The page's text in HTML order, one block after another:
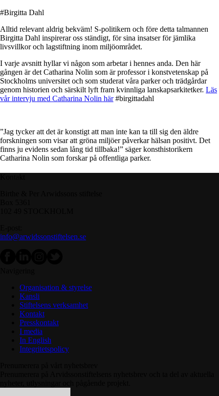
#Birgitta Dahl
Alltid relevant aldrig bekväm! S-politikern och före detta talmannen
Birgitta Dahl inspirerar oss ständigt, för sina insatser för jämlika
livsvillkor och lagstiftning inom miljöområdet.
I varje avsnitt hyllar vi någon som arbetar i hennes anda. Den här
gången är det Catharina Nolin som är professor i konstvetenskap på
Stockholms universitet och som studerat våra parker och trädgårdar
genom historien och särskilt lyft fram kvinnliga lanskapsarkitetker. Läs
vår intervju med Catharina Nolin här#birgittadahl
”Jag tycker att det är konstigt att man inte kan ta till sig den äldre
forskningen som visar att gröna miljöer påverkar hälsan positivt. Det
finns ju evidens sedan lång tid tillbaka!” säger konsthistorikern
Catharina Nolin som forskar på offentliga parker.
info@arwidssonstiftelsen.se
Organisation & styrelse
Kansli
Stiftelsens verksamhet
Kontakt
Presskontakt
I media
In English
Integritetspolicy